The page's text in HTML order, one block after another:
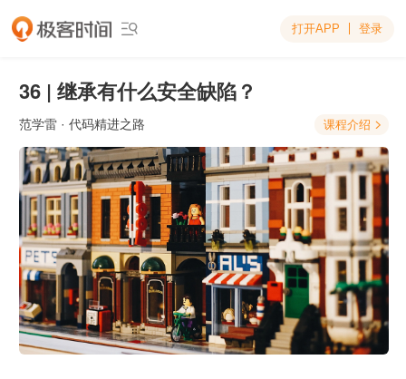
 打开APP 登录
36 | 继承有什么安全缺陷？
范学雷 · 代码精进之路 课程介绍 